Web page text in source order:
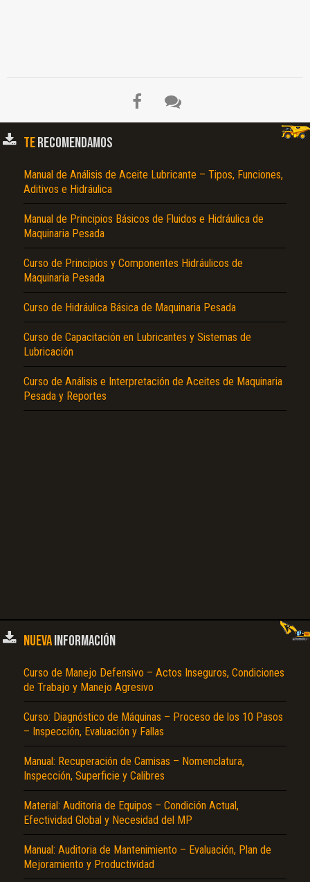
TERECOMENDAMOS
Manual de Análisis de Aceite Lubricante – Tipos, Funciones,
Aditivos e Hidráulica
Manual de Principios Básicos de Fluidos e Hidráulica de
Maquinaria Pesada
Curso de Principios y Componentes Hidráulicos de
Maquinaria Pesada
Curso de Hidráulica Básica de Maquinaria Pesada
Curso de Capacitación en Lubricantes y Sistemas de
Lubricación
Curso de Análisis e Interpretación de Aceites de Maquinaria
Pesada y Reportes
NUEVAINFORMACIÓN
Curso de Manejo Defensivo – Actos Inseguros, Condiciones
de Trabajo y Manejo Agresivo
Curso: Diagnóstico de Máquinas – Proceso de los 10 Pasos
– Inspección, Evaluación y Fallas
Manual: Recuperación de Camisas – Nomenclatura,
Inspección, Superficie y Calibres
Material: Auditoria de Equipos – Condición Actual,
Efectividad Global y Necesidad del MP
Manual: Auditoria de Mantenimiento – Evaluación, Plan de
Mejoramiento y Productividad
Texto o Imagen de portada son erróneos.
No carga o no se visualiza el contenido.